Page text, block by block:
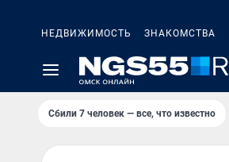
НЕДВИЖИМОСТЬ ЗНАКОМСТВА
Сбили 7 человек — все, что известно